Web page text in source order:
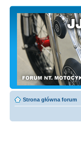
Strona główna forum